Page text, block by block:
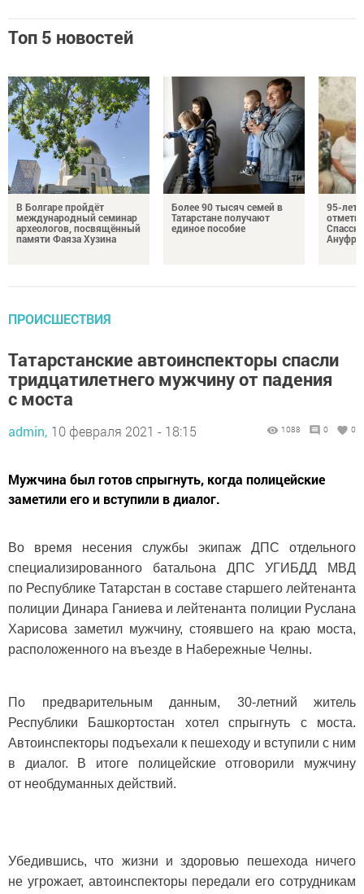
Топ 5 новостей
В Болгаре пройдёт
международный семинар
археологов, посвящённый
памяти Фаяза Хузина
Более 90 тысяч семей в
Татарстане получают
единое пособие
95-
ПРОИСШЕСТВИЯ
Татарстанские автоинспекторы спасли
тридцатилетнего мужчину от падения
с моста
admin, 10 февраля 2021 - 18:15 1088 0 0
Мужчина был готов спрыгнуть, когда полицейские
заметили его и вступили в диалог.
Во время несения службы экипаж ДПС отдельного
специализированного батальона ДПС УГИБДД МВД
по Республике Татарстан в составе старшего лейтенанта
полиции Динара Ганиева и лейтенанта полиции Руслана
Харисова заметил мужчину, стоявшего на краю моста,
расположенного на въезде в Набережные Челны.
По предварительным данным, 30-летний житель
Республики Башкортостан хотел спрыгнуть с моста.
Автоинспекторы подъехали к пешеходу и вступили с ним
в диалог. В итоге полицейские отговорили мужчину
от необдуманных действий.
Убедившись, что жизни и здоровью пешехода ничего
не угрожает, автоинспекторы передали его сотрудникам